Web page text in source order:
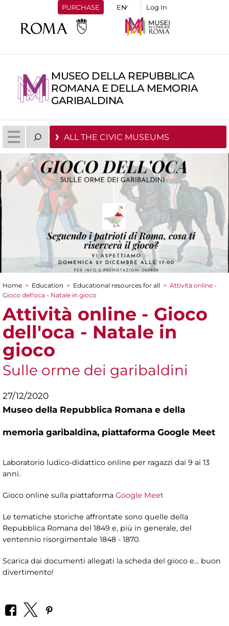
PURCHASE Log In
MUSEO DELLA REPUBBLICA
ROMANA E DELLA MEMORIA
GARIBALDINA
ALL THE CIVIC MUSEUMS
You are here
Home > Education > Educational resources for all > Attività online -
Gioco dell'oca - Natale in gioco
Attività online - Gioco
dell'oca - Natale in
gioco
Sulle orme dei garibaldini
27/12/2020
Museo della Repubblica Romana e della
memoria garibaldina, piattaforma Google Meet
Laboratorio ludico-didattico online per ragazzi dai 9 ai 13
anni.
Gioco online sulla piattaforma Google Meet
Le tematiche storiche affrontate sono quelle della
Repubblica Romana del 1849 e, più in generale, del
ventennio risorgimentale 1848 - 1870.
Scarica dai documenti allegati la scheda del gioco e... buon
divertimento!